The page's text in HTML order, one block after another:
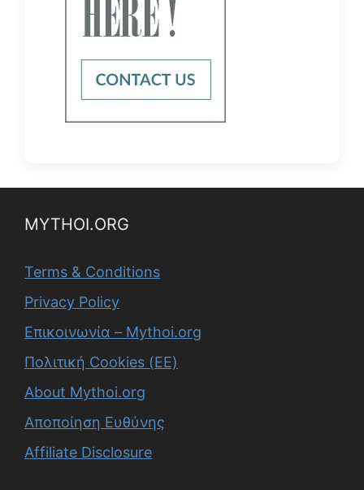
MYTHOI.ORG
Terms & Conditions
Privacy Policy
Επικοινωνία – Mythoi.org
Πολιτική Cookies (ΕΕ)
About Mythoi.org
Αποποίηση Ευθύνης
Affiliate Disclosure